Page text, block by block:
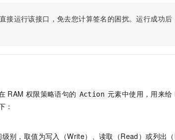
接运行该接口，免去您计算签名的困扰。运行成功
RAM 权限策略语句的 Action 元素中使用，用来给
：
别，取值为写入（Write）、读取（Read）或列出（
大模型服务平台百炼-智能体
灵活可视化地构建企业级 Agent
万有无界
夜间 5 折，Qwen/Meoo/TokenPlan 客户专享 AI智能应用，
400电话
Red Hat